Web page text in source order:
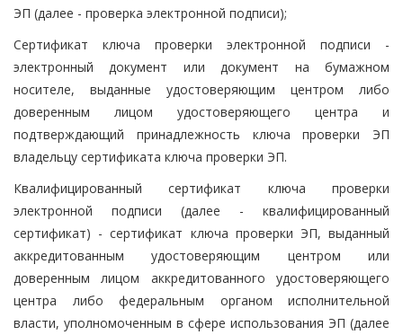
ЭП (далее - проверка электронной подписи);
Сертификат ключа проверки электронной подписи -
электронный документ или документ на бумажном
носителе, выданные удостоверяющим центром либо
доверенным лицом удостоверяющего центра и
подтверждающий принадлежность ключа проверки ЭП
владельцу сертификата ключа проверки ЭП.
Квалифицированный сертификат ключа проверки
электронной подписи (далее - квалифицированный
сертификат) - сертификат ключа проверки ЭП, выданный
аккредитованным удостоверяющим центром или
доверенным лицом аккредитованного удостоверяющего
центра либо федеральным органом исполнительной
власти, уполномоченным в сфере использования ЭП (далее